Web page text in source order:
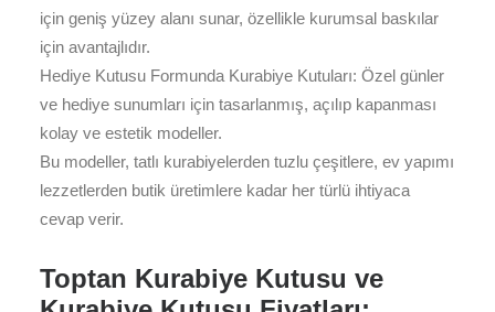
için geniş yüzey alanı sunar, özellikle kurumsal baskılar
için avantajlıdır.
Hediye Kutusu Formunda Kurabiye Kutuları: Özel günler
ve hediye sunumları için tasarlanmış, açılıp kapanması
kolay ve estetik modeller.
Bu modeller, tatlı kurabiyelerden tuzlu çeşitlere, ev yapımı
lezzetlerden butik üretimlere kadar her türlü ihtiyaca
cevap verir.
Toptan Kurabiye Kutusu ve